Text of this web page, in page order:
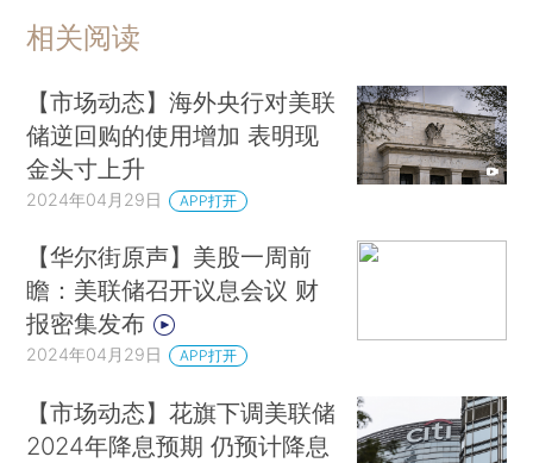
相关阅读
【市场动态】海外央行对美联
储逆回购的使用增加 表明现
金头寸上升
2024年04月29日 APP打开
【华尔街原声】美股一周前
瞻：美联储召开议息会议 财
报密集发布
2024年04月29日 APP打开
【市场动态】花旗下调美联储
2024年降息预期 仍预计降息